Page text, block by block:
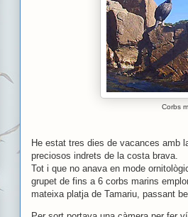
Corbs
He estat tres dies de vacances amb
preciosos indrets de la costa brava.
Tot i que no anava en mode
grupet de fins a 6 corbs marins
mateixa platja de Tamariu, passant